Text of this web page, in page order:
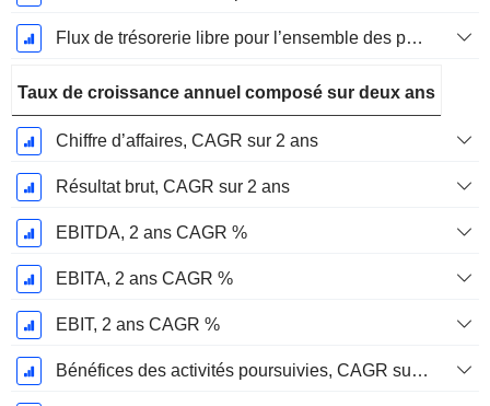
Flux de trésorerie libre pour l’ensemble des pourvoyeurs de fonds (créanciers et actionnaires) FCFF, Croissance 1 an
Taux de croissance annuel composé sur deux ans
Chiffre d’affaires, CAGR sur 2 ans
Résultat brut, CAGR sur 2 ans
EBITDA, 2 ans CAGR %
EBITA, 2 ans CAGR %
EBIT, 2 ans CAGR %
Bénéfices des activités poursuivies, CAGR sur 2 ans